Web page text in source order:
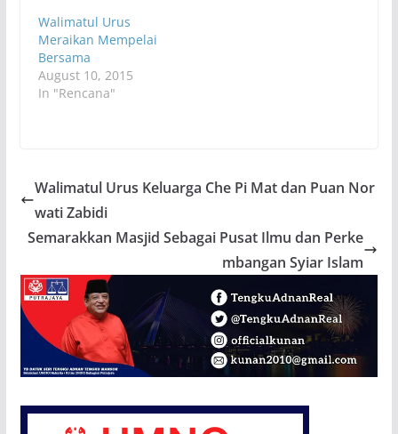
Walimatul Urus
Meraikan Mempelai
Bersama
August 10, 2015
In "Rencana"
Walimatul Urus Keluarga Che Pi Mat dan Puan Nor
wati Zabidi
Semarakkan Masjid Sebagai Pusat Ilmu dan Perke
mbangan Syiar Islam